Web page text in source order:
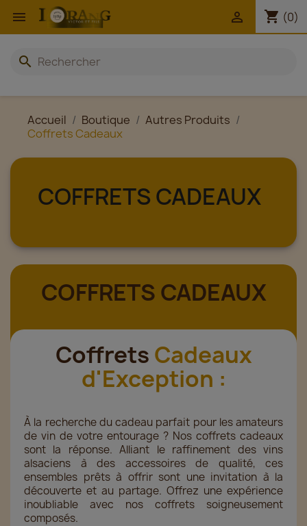
 shopping_cart (0)

search
Accueil Boutique
Autres Produits
Coffrets Cadeaux
COFFRETS CADEAUX
COFFRETS CADEAUX
Coffrets Cadeaux
d'Exception :
À la recherche du cadeau parfait pour les amateurs
de vin de votre entourage ? Nos coffrets cadeaux
sont la réponse. Alliant le raffinement des vins
alsaciens à des accessoires de qualité, ces
ensembles prêts à offrir sont une invitation à la
découverte et au partage. Offrez une expérience
inoubliable avec nos coffrets soigneusement
composés.